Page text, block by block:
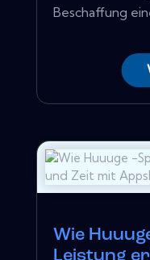
Beschaffung
Wie
Leistung